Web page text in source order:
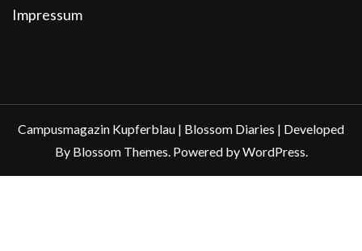
Impressum
Campusmagazin Kupferblau | Blossom Diaries | Developed
By Blossom Themes. Powered byWordPress.